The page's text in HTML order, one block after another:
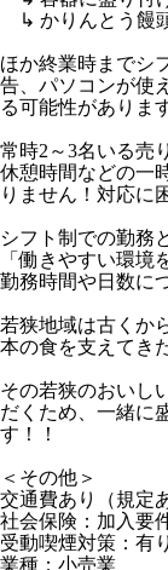
↳ かりんとう饅
ほか終業時までシ
告、パソコンが使
る可能性がありま
常時2～3名いる売
休憩時間などの一
りません！対応に
シフト制での勤務
「働きやすい環境
勤務時間や日数に
若狭地域は古くか
本の食を支えてき
その若狭のおいし
だくため、一緒に
す！！
＜その他＞
交通費あり（規定
社会保険：加入要
受動喫煙対策：有
業種：小売業